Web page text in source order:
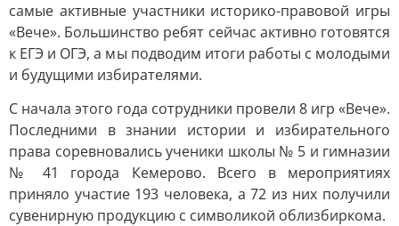
самые активные участники историко-правовой игры
«Вече». Большинство ребят сейчас активно готовятся
к ЕГЭ и ОГЭ, а мы подводим итоги работы с молодыми
и будущими избирателями.
С начала этого года сотрудники провели 8 игр «Вече».
Последними в знании истории и избирательного
права соревновались ученики школы № 5 и гимназии
№ 41 города Кемерово. Всего в мероприятиях
приняло участие 193 человека, а 72 из них получили
сувенирную продукцию с символикой облизбиркома.